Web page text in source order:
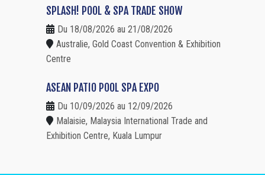
SPLASH! POOL & SPA TRADE SHOW
Du 18/08/2026 au 21/08/2026
Australie, Gold Coast Convention & Exhibition
Centre
ASEAN PATIO POOL SPA EXPO
Du 10/09/2026 au 12/09/2026
Malaisie, Malaysia International Trade and
Exhibition Centre, Kuala Lumpur